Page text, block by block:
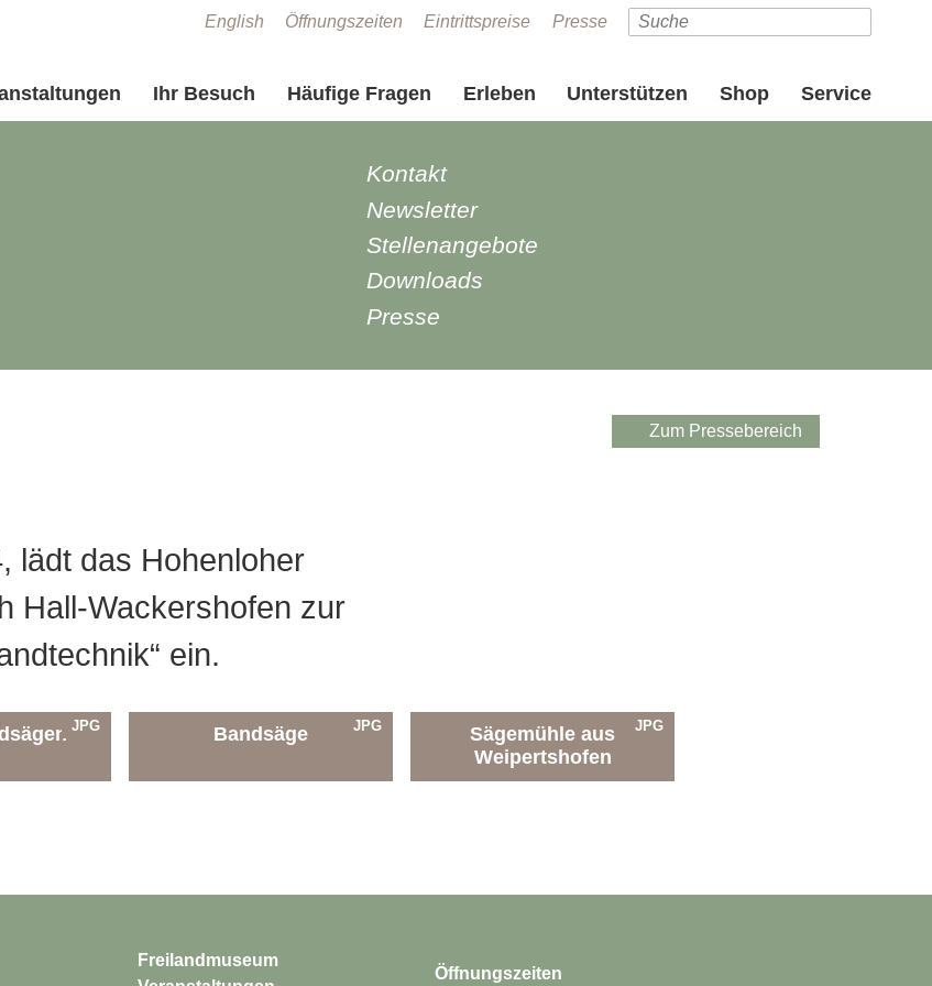
English Öffnungszeiten Eintrittspreise Presse
Ihr Besuch Häufige Fragen Erleben Unterstützen Shop Service
Kontakt
Newsletter
Stellenangebote
Downloads
Presse
Zum Pressebereich
lädt das Hohenloher
Hall-Wackershofen zur
ein.
JPG Bandsäge JPG
Sägemühle aus
Weipertshofen
JPG
Freilandmuseum
Öffnungszeiten